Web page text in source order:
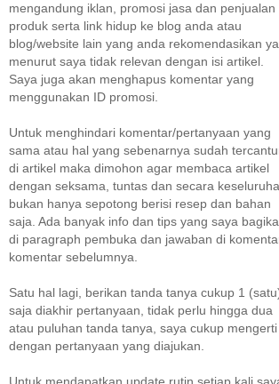
mengandung iklan, promosi jasa dan penjualan
produk serta link hidup ke blog anda atau
blog/website lain yang anda rekomendasikan
menurut saya tidak relevan dengan isi artikel.
Saya juga akan menghapus komentar yang
menggunakan ID promosi.
Untuk menghindari komentar/pertanyaan yang
sama atau hal yang sebenarnya sudah
di artikel maka dimohon agar membaca artikel
dengan seksama, tuntas dan secara
bukan hanya sepotong berisi resep dan bahan
saja. Ada banyak info dan tips yang saya
di paragraph pembuka dan jawaban di
komentar sebelumnya.
Satu hal lagi, berikan tanda tanya cukup 1
saja diakhir pertanyaan, tidak perlu hingga dua
atau puluhan tanda tanya, saya cukup mengerti
dengan pertanyaan yang diajukan.